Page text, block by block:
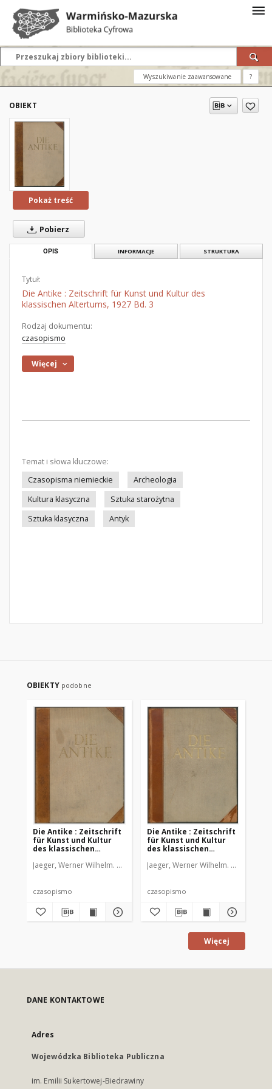
Wyszukiwanie zaawansowane ?
OBIEKT
Pokaż treść
Pobierz
OPIS INFORMACJE STRUKTURA
Tytuł:
Die Antike : Zeitschrift für Kunst und Kultur des
klassischen Altertums, 1927 Bd. 3
Rodzaj dokumentu:
czasopismo
Więcej
Temat i słowa kluczowe:
Czasopisma niemieckie
Archeologia
Kultura klasyczna
Sztuka starożytna
Sztuka klasyczna
Antyk
OBIEKTY podobne
Die Antike : Zeitschrift
für Kunst und Kultur
des klassischen
Jaeger, Werner Wilhelm. Red.
czasopismo
Die Antike : Zeitschrift
für Kunst und Kultur
des klassischen
Jaeger, Werner Wilhelm. Red.
czasopismo
Więcej
DANE KONTAKTOWE
Adres
Wojewódzka Biblioteka Publiczna
im. Emilii Sukertowej-Biedrawiny